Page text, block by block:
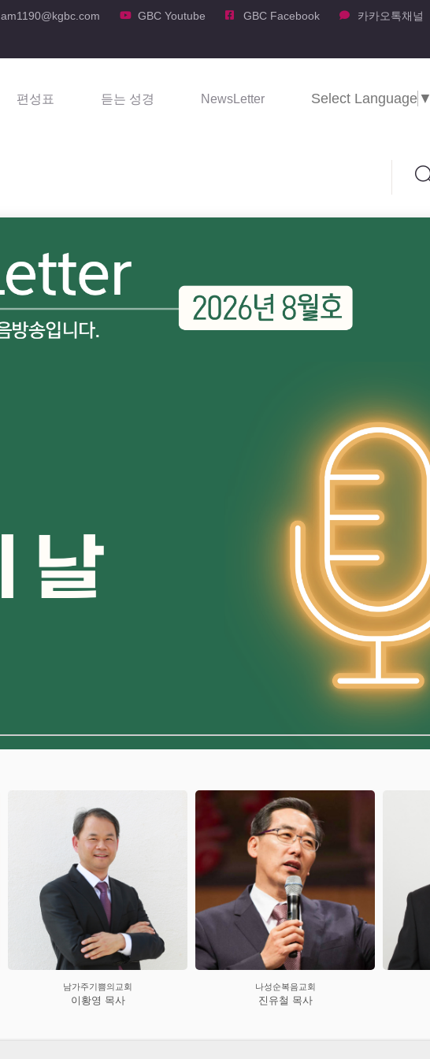
am1190@kgbc.com GBC Youtube GBC Facebook 카카오톡채널
편성표 듣는 성경 NewsLetter Select Language ▼
나성순복음교회
진유철 목사
아름다운동산교회
백남준 목사